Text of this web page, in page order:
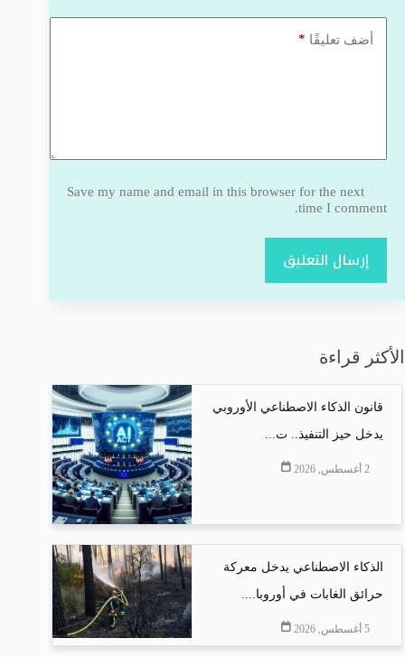
أضف تعليقًا *
Save my name and email in this browser for the next
time I comment.
إرسال التعليق
الأكثر قراءة
قانون الذكاء الاصطناعي الأوروبي
يدخل حيز التنفيذ.. ت...
2 أغسطس, 2026
الذكاء الاصطناعي يدخل معركة
حرائق الغابات في أوروبا....
5 أغسطس, 2026